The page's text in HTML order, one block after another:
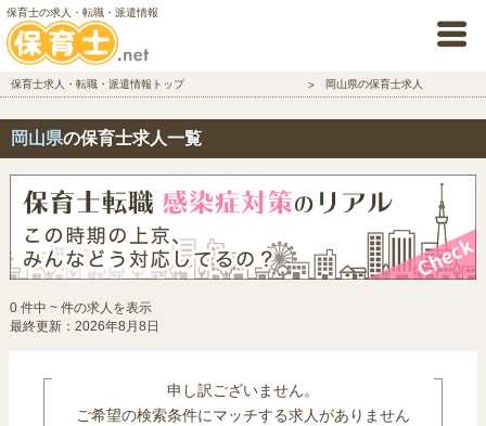
保育士の求人・転職・派遣情報
保育士求人・転職・派遣情報トップ 岡山県の保育士求人
岡山県の保育士求人一覧
0 件中 ~ 件の求人を表示
最終更新：2026年8月8日
申し訳ございません。
ご希望の検索条件にマッチする求人がありません